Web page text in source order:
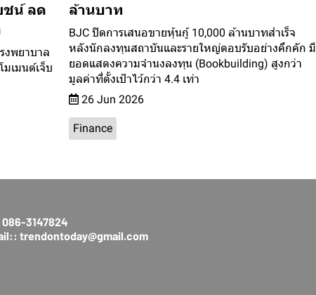
ชน์ ลด
งพยาบาล
เมนต์เจ็บ
ล้านบาท
BJC ปิดการเสนอขายหุ้นกู้ 10,000 ล้านบาทสำเร็จ
หลังนักลงทุนสถาบันและรายใหญ่ตอบรับอย่างคึกคัก มี
ยอดแสดงความจำนงลงทุน (Bookbuilding) สูงกว่า
มูลค่าที่ตั้งเป้าไว้กว่า 4.4 เท่า
26 Jun 2026
Finance
086-3147824
trendontoday@gmail.com